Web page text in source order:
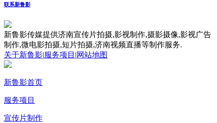
联系新鲁影
新鲁影传媒提供济南宣传片拍摄,影视制作,摄影摄像,影视广告
制作,微电影拍摄,短片拍摄,济南视频直播等制作服务.
关于新鲁影|服务项目 |网站地图
新鲁影首页
服务项目
宣传片制作